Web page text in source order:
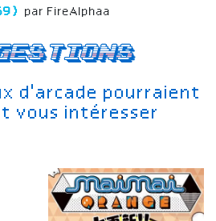
d'arcade pourraient
vous intéresser
par FireAlphaa